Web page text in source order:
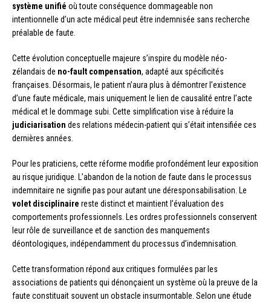
système unifié où toute conséquence dommageable non
intentionnelle d’un acte médical peut être indemnisée sans recherche
préalable de faute.
Cette évolution conceptuelle majeure s’inspire du modèle néo-
zélandais de no-fault compensation, adapté aux spécificités
françaises. Désormais, le patient n’aura plus à démontrer l’existence
d’une faute médicale, mais uniquement le lien de causalité entre l’acte
médical et le dommage subi. Cette simplification vise à réduire la
judiciarisation des relations médecin-patient qui s’était intensifiée ces
dernières années.
Pour les praticiens, cette réforme modifie profondément leur exposition
au risque juridique. L’abandon de la notion de faute dans le processus
indemnitaire ne signifie pas pour autant une déresponsabilisation. Le
volet disciplinaire reste distinct et maintient l’évaluation des
comportements professionnels. Les ordres professionnels conservent
leur rôle de surveillance et de sanction des manquements
déontologiques, indépendamment du processus d’indemnisation.
Cette transformation répond aux critiques formulées par les
associations de patients qui dénonçaient un système où la preuve de la
faute constituait souvent un obstacle insurmontable. Selon une étude